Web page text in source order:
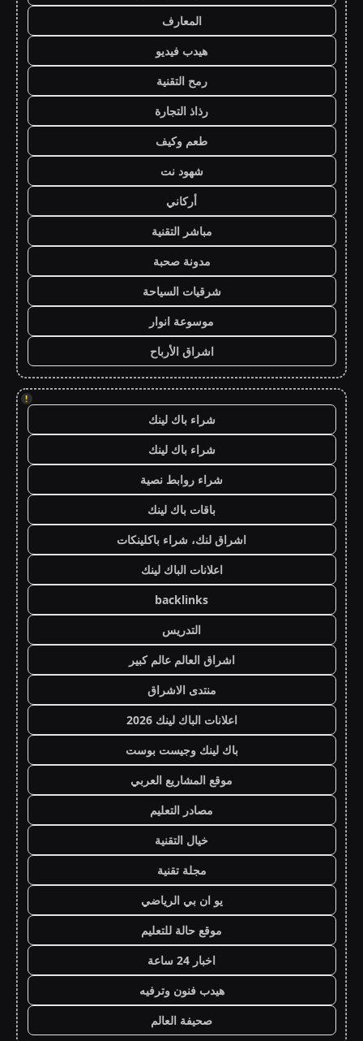
المعارف
هيدب فيديو
رمح التقنية
رذاذ التجارة
طعم وكيف
شهود نت
أركاني
مباشر التقنية
مدونة صحبة
شرقيات السياحة
موسوعة انوار
اشراق الأرباح
!
شراء باك لينك
شراء باك لينك
شراء روابط نصية
باقات باك لينك
اشراق لنك، شراء باكلينكات
اعلانات الباك لينك
backlinks
التدريس
اشراق العالم عالم كبير
منتدى الاشراق
اعلانات الباك لينك 2026
باك لينك وجيست بوست
موقع المشاريع العربي
مصادر التعليم
خيال التقنية
مجلة تقنية
يو ان بي الرياضي
موقع حالة للتعليم
اخبار 24 ساعة
هيدب فنون وترفيه
صحيفة العالم